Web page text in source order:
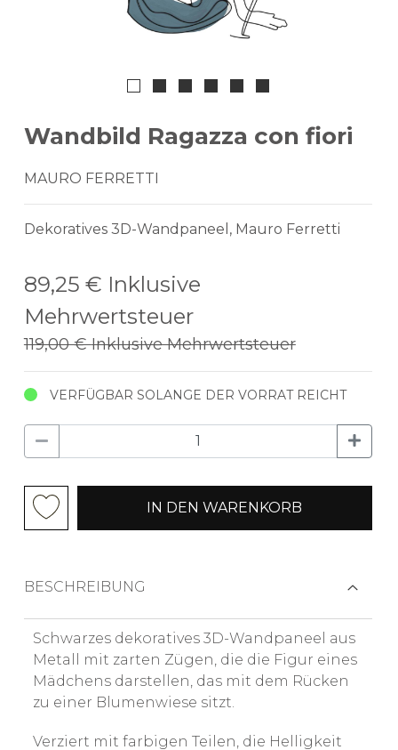
Wandbild Ragazza con fiori
MAURO FERRETTI
Dekoratives 3D-Wandpaneel, Mauro Ferretti
89,25 € Inklusive
Mehrwertsteuer
119,00 €Inklusive Mehrwertsteuer
VERFÜGBAR SOLANGE DER VORRAT REICHT
IN DEN WARENKORB
BESCHREIBUNG
Schwarzes dekoratives 3D-Wandpaneel aus
Metall mit zarten Zügen, die die Figur eines
Mädchens darstellen, das mit dem Rücken
zu einer Blumenwiese sitzt.
Verziert mit farbigen Teilen, die Helligkeit